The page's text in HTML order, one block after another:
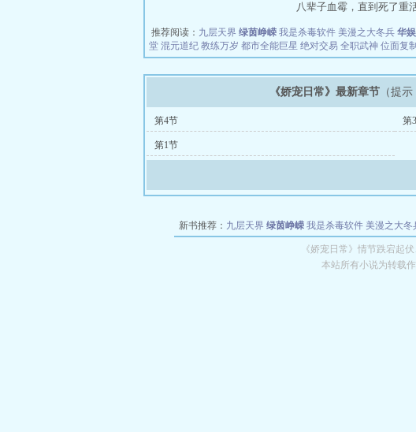
八辈子血霉，直到死了
推荐阅读： 九层天界 绿茵峥嵘 我是杀毒软件 美漫之大冬兵 华
堂 混元道纪 教练万岁 都市全能巨星 绝对交易 全职武神 位面复
《娇宠日常》最新章节 （提
第4节 第
第1节
新书推荐： 九层天界 绿茵峥嵘 我是杀毒软件 美漫之大冬
教练万岁 都市全能巨星 绝对交易
《娇宠日常》情节跌宕起
本站所有小说为转载